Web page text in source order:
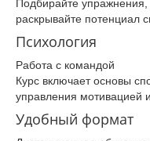
Подбирайте упражнения,
раскрывайте потенциал
Психология
Работа с командой
Курс включает основы
управления мотивацией
Удобный формат